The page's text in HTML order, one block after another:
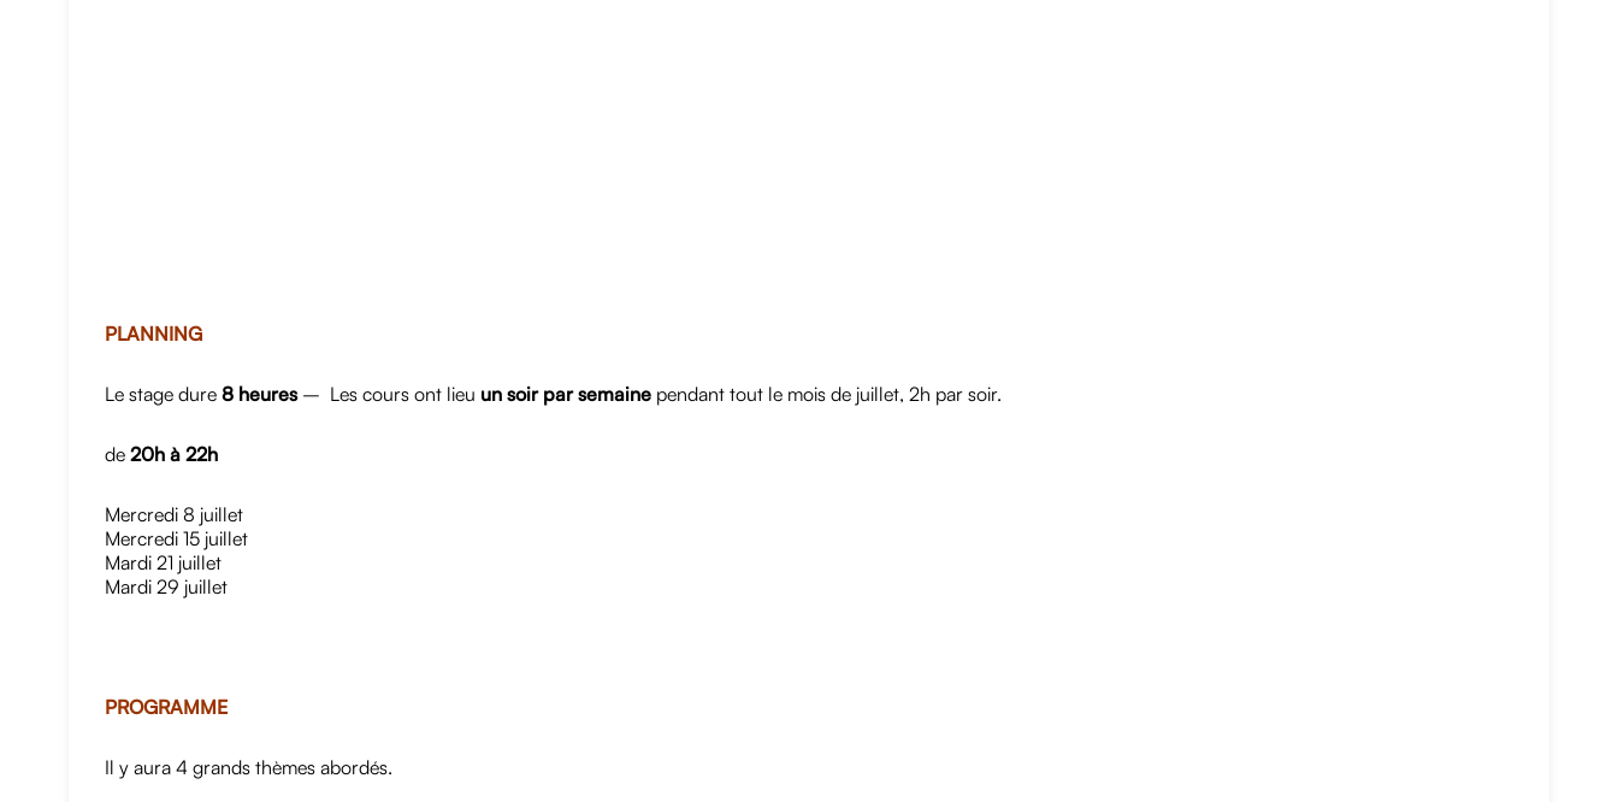
PLANNING
Le stage dure 8 heures– Les cours ont lieu un soir par semaine pendant tout le mois de juillet, 2h par soir.
de 20h à 22h
Mercredi 8 juillet
Mercredi 15 juillet
Mardi 21 juillet
Mardi 29 juillet
PROGRAMME
Il y aura 4 grands thèmes abordés.